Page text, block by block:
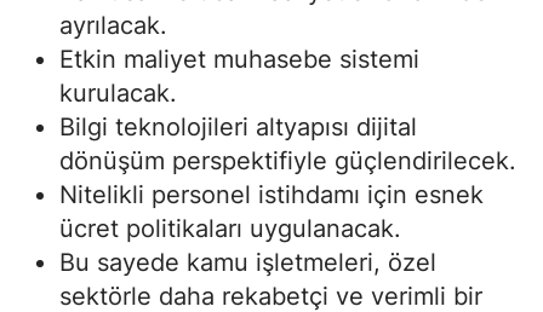
ayrılacak.
Etkin maliyet muhasebe sistemi
kurulacak.
Bilgi teknolojileri altyapısı dijital
dönüşüm perspektifiyle güçlendirilecek.
Nitelikli personel istihdamı için esnek
ücret politikaları uygulanacak.
Bu sayede kamu işletmeleri, özel
sektörle daha rekabetçi ve verimli bir